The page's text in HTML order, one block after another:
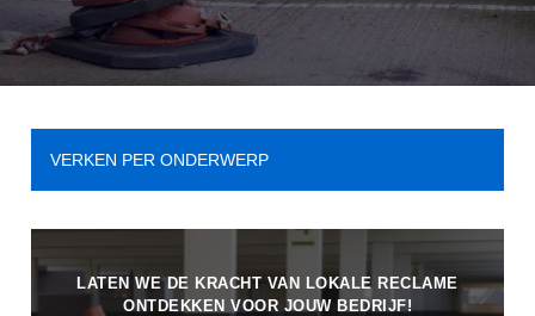
VERKEN PER ONDERWERP
LATEN WE DE KRACHT VAN LOKALE RECLAME
ONTDEKKEN VOOR JOUW BEDRIJF!